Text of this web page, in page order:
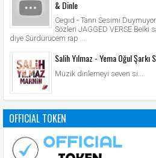
& Dinle
Cegıd - Tanrı Sesimi
Sözleri JAGGED VERSE Belki
diye Sürdürücem rap ...
Salih Yılmaz - Yema Oğul Şarkı
Müzik dinlemeyi seven si...
OFFICIAL TOKEN